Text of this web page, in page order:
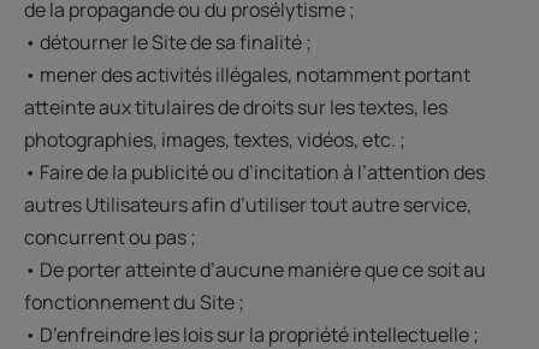
de la propagande ou du prosélytisme ;
• détourner le Site de sa finalité ;
• mener des activités illégales, notamment portant
atteinte aux titulaires de droits sur les textes, les
photographies, images, textes, vidéos, etc. ;
• Faire de la publicité ou d’incitation à l’attention des
autres Utilisateurs afin d’utiliser tout autre service,
concurrent ou pas ;
• De porter atteinte d’aucune manière que ce soit au
fonctionnement du Site ;
• D’enfreindre les lois sur la propriété intellectuelle ;